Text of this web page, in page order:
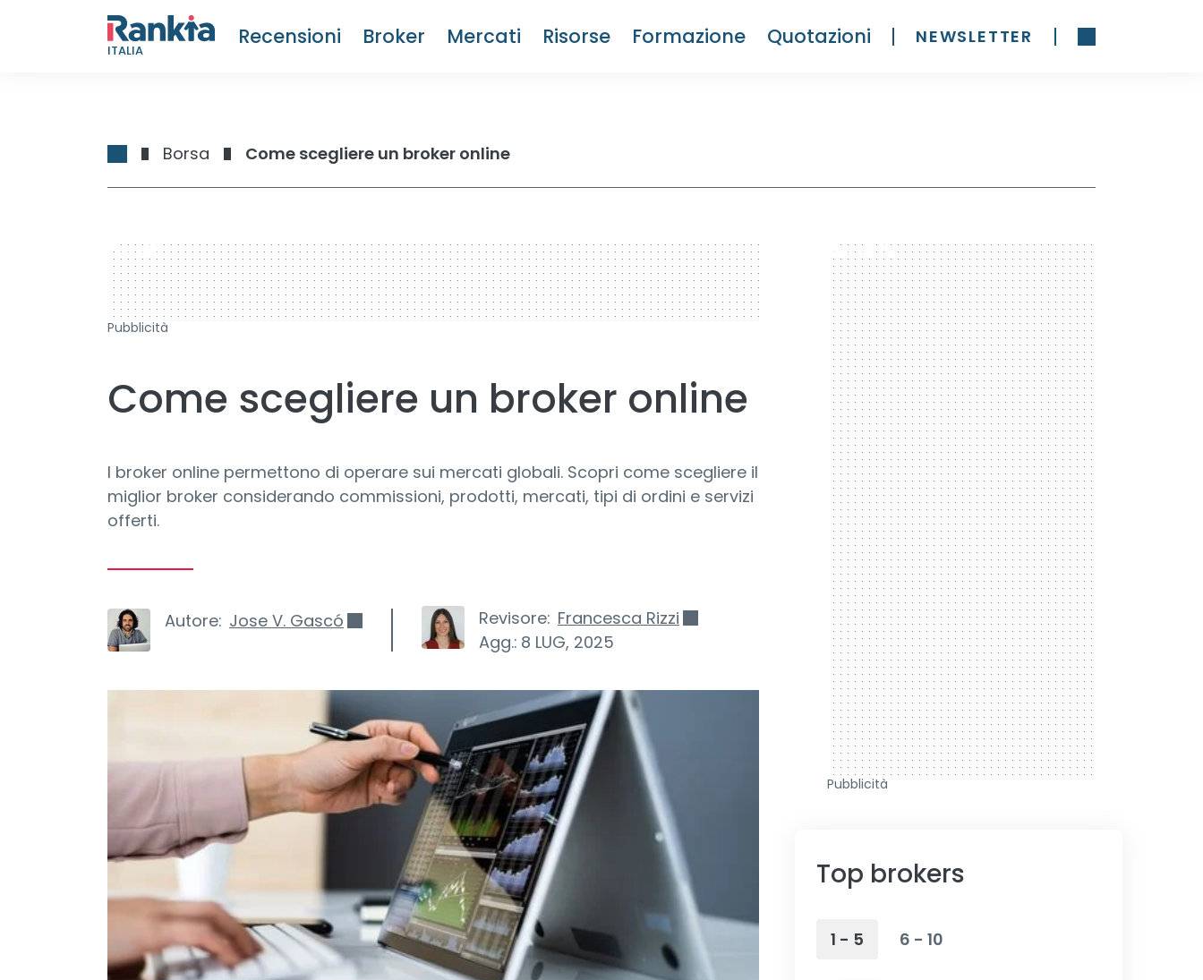
ITALIA
Recensioni Broker Mercati Risorse Formazione Quotazioni NEWSLETTER
Borsa Come scegliere un broker online
728 x 90
Pubblicità
Come scegliere un broker online
I broker online permettono di operare sui mercati globali. Scopri come scegliere il
miglior broker considerando commissioni, prodotti, mercati, tipi di ordini e servizi
offerti.
Autore: Jose V. Gascó Revisore: Francesca Rizzi
Agg.: 8 LUG, 2025
300 x 600
Pubblicità
Top brokers
1 - 5 6 - 10